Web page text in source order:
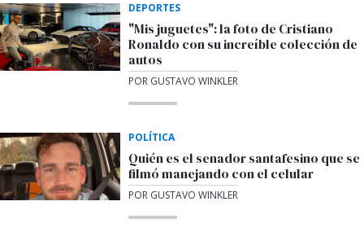
DEPORTES
"Mis juguetes": la foto de Cristiano
Ronaldo con su increíble colección de
autos
POR GUSTAVO WINKLER
POLÍTICA
Quién es el senador santafesino que se
filmó manejando con el celular
POR GUSTAVO WINKLER